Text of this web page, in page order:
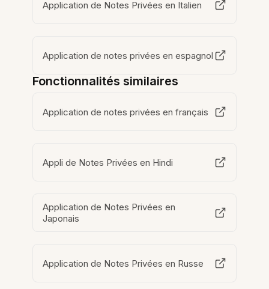
Application de Notes Privées en Italien
Application de notes privées en espagnol
Fonctionnalités similaires
Application de notes privées en français
Appli de Notes Privées en Hindi
Application de Notes Privées en
Japonais
Application de Notes Privées en Russe